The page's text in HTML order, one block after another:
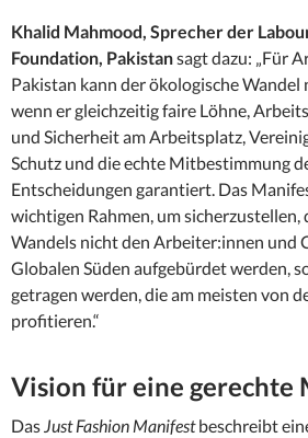
Khalid Mahmood, Sprecher der
Foundation, Pakistansagt dazu: „Für
Pakistan kann der ökologische Wandel
wenn er gleichzeitig faire Löhne,
und Sicherheit am Arbeitsplatz,
Schutz und die echte Mitbestimmung
Entscheidungen garantiert. Das
wichtigen Rahmen, um sicherzustellen,
Wandels nicht den Arbeiter:innen und
Globalen Süden aufgebürdet werden,
getragen werden, die am meisten von
profitieren.“
Vision für eine gerechte
DasJust Fashion Manifestbeschreibt